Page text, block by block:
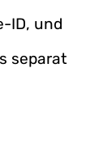
ID, und
separat